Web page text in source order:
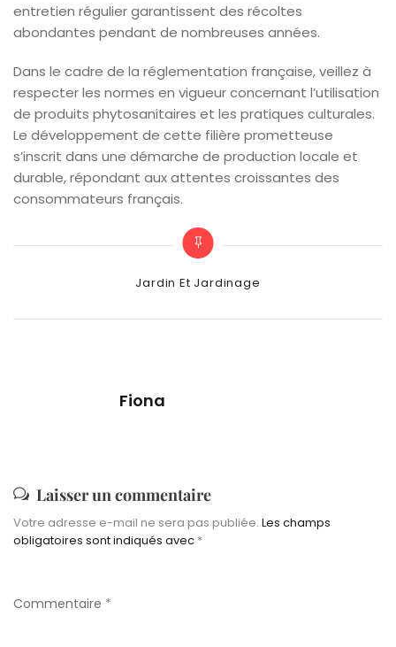
entretien régulier garantissent des récoltes
abondantes pendant de nombreuses années.
Dans le cadre de la réglementation française, veillez à
respecter les normes en vigueur concernant l’utilisation
de produits phytosanitaires et les pratiques culturales.
Le développement de cette filière prometteuse
s’inscrit dans une démarche de production locale et
durable, répondant aux attentes croissantes des
consommateurs français.
Categories
Jardin Et Jardinage
Fiona
Laisser un commentaire
Votre adresse e-mail ne sera pas publiée. Les champs
obligatoires sont indiqués avec *
Commentaire *